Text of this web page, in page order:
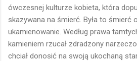
ówczesnej kulturze kobieta, która
skazywana na śmierć. Była to śmierć
ukamienowanie. Według prawa
kamieniem rzucał zdradzony
chciał donosić na swoją ukochaną